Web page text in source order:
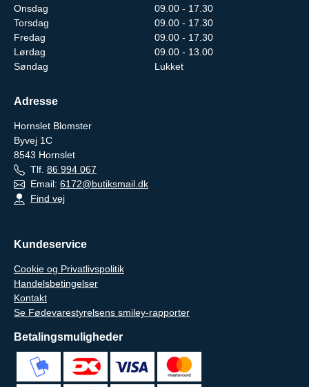
Onsdag
09.00 - 17.30
Torsdag
09.00 - 17.30
Fredag
09.00 - 17.30
Lørdag
09.00 - 13.00
Søndag
Lukket
Adresse
Hornslet Blomster
Byvej 1C
8543 Hornslet
Tlf. 86 994 067
Email: 6172@butiksmail.dk
Find vej
Kundeservice
Cookie og Privatlivspolitik
Handelsbetingelser
Kontakt
Se Fødevarestyrelsens smiley-rapporter
Betalingsmuligheder